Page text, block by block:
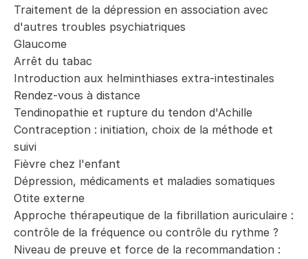
Traitement de la dépression en association avec
d'autres troubles psychiatriques
Glaucome
Arrêt du tabac
Introduction aux helminthiases extra-intestinales
Rendez-vous à distance
Tendinopathie et rupture du tendon d'Achille
Contraception : initiation, choix de la méthode et
suivi
Fièvre chez l'enfant
Dépression, médicaments et maladies somatiques
Otite externe
Approche thérapeutique de la fibrillation auriculaire :
contrôle de la fréquence ou contrôle du rythme ?
Niveau de preuve et force de la recommandation :